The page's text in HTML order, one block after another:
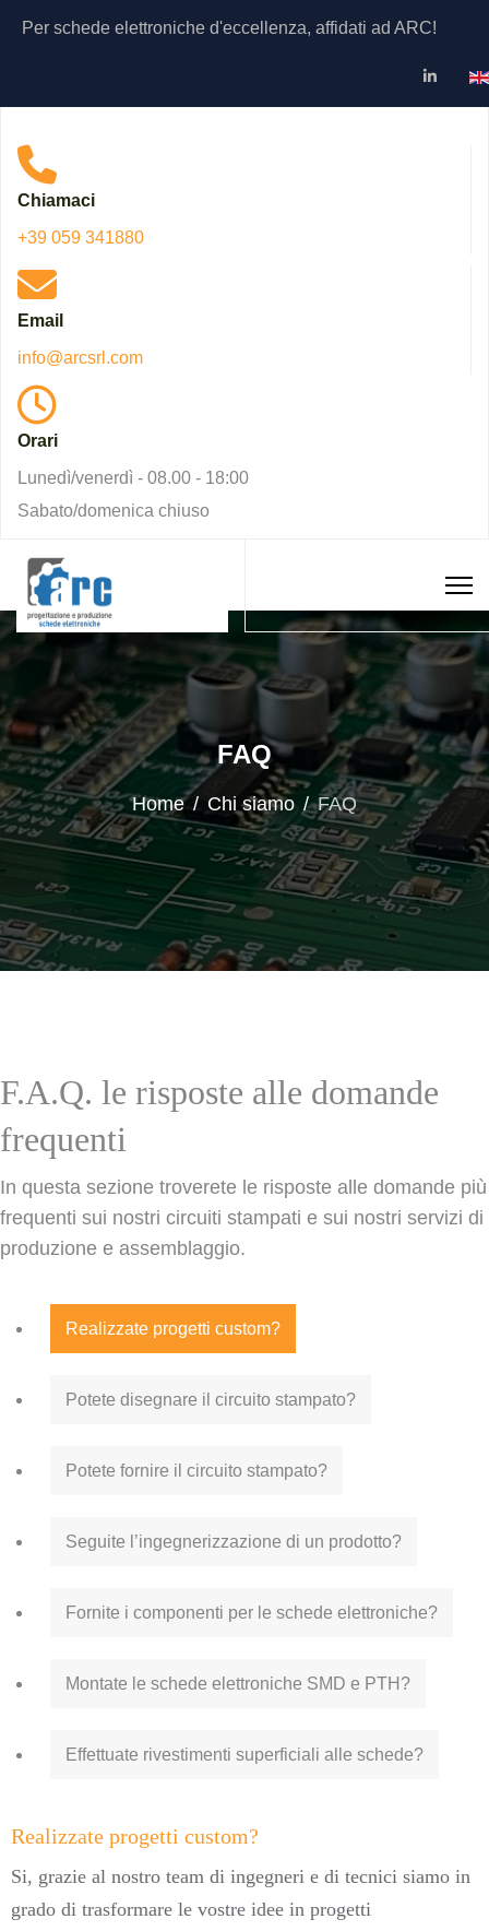
Per schede elettroniche d'eccellenza, affidati ad ARC!
Chiamaci
+39 059 341880
Email
info@arcsrl.com
Orari
Lunedì/venerdì - 08.00 - 18:00
Sabato/domenica chiuso
FAQ
Home Chi siamo FAQ
F.A.Q. le risposte alle domande
frequenti
In questa sezione troverete le risposte alle domande più
frequenti sui nostri circuiti stampati e sui nostri servizi di
produzione e assemblaggio.
Realizzate progetti custom?
Potete disegnare il circuito stampato?
Potete fornire il circuito stampato?
Seguite l’ingegnerizzazione di un prodotto?
Fornite i componenti per le schede elettroniche?
Montate le schede elettroniche SMD e PTH?
Effettuate rivestimenti superficiali alle schede?
Realizzate progetti custom?
Si, grazie al nostro team di ingegneri e di tecnici siamo in
grado di trasformare le vostre idee in progetti